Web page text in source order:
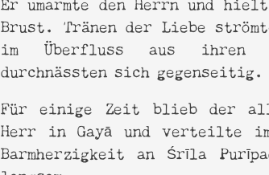
Brust. Tränen der Liebe
im Überfluss aus ihren
durchnässten sich gegenseitig.
Für einige Zeit blieb der
Herr in Gayā und verteilte
Barmherzigkeit an Śrīla